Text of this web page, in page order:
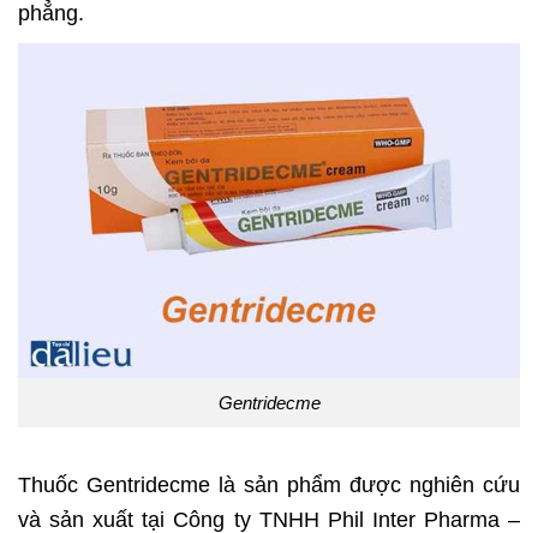
phẳng.
Gentridecme
Thuốc Gentridecme là sản phẩm được nghiên cứu
và sản xuất tại Công ty TNHH Phil Inter Pharma –